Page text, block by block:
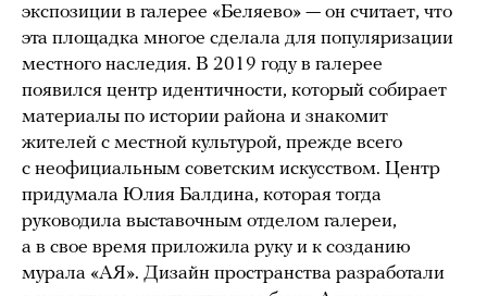
экспозиции в галерее «Беляево» — он считает, что
эта площадка многое сделала для популяризации
местного наследия. В 2019 году в галерее
появился центр идентичности, который собирает
материалы по истории района и знакомит
жителей с местной культурой, прежде всего
с неофициальным советским искусством. Центр
придумала Юлия Балдина, которая тогда
руководила выставочным отделом галереи,
а в свое время приложила руку и к созданию
мурала «АЯ». Дизайн пространства разработали